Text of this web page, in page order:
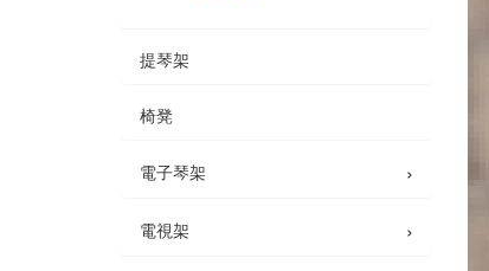
提琴架
椅凳
電子琴架 ›
電視架 ›